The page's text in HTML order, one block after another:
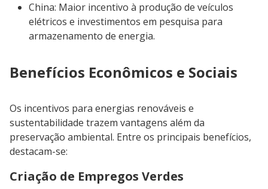
China: Maior incentivo à produção de veículos
elétricos e investimentos em pesquisa para
armazenamento de energia.
Benefícios Econômicos e Sociais
Os incentivos para energias renováveis e
sustentabilidade trazem vantagens além da
preservação ambiental. Entre os principais benefícios,
destacam-se:
Criação de Empregos Verdes